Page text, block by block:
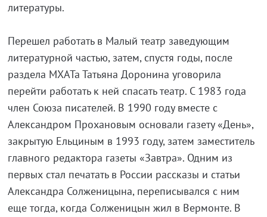
литературы.
Перешел работать в Малый театр заведующим
литературной частью, затем, спустя годы, после
раздела МХАТа Татьяна Доронина уговорила
перейти работать к ней спасать театр. С 1983 года
член Союза писателей. В 1990 году вместе с
Александром Прохановым основали газету «День»,
закрытую Ельциным в 1993 году, затем заместитель
главного редактора газеты «Завтра». Одним из
первых стал печатать в России рассказы и статьи
Александра Солженицына, переписывался с ним
еще тогда, когда Солженицын жил в Вермонте. В